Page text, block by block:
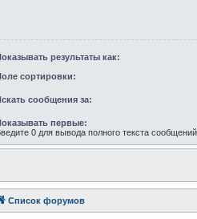
результаты как:
сортировки:
сообщения за:
первые:
0 для вывода полного текста сообщений.
Список форумов